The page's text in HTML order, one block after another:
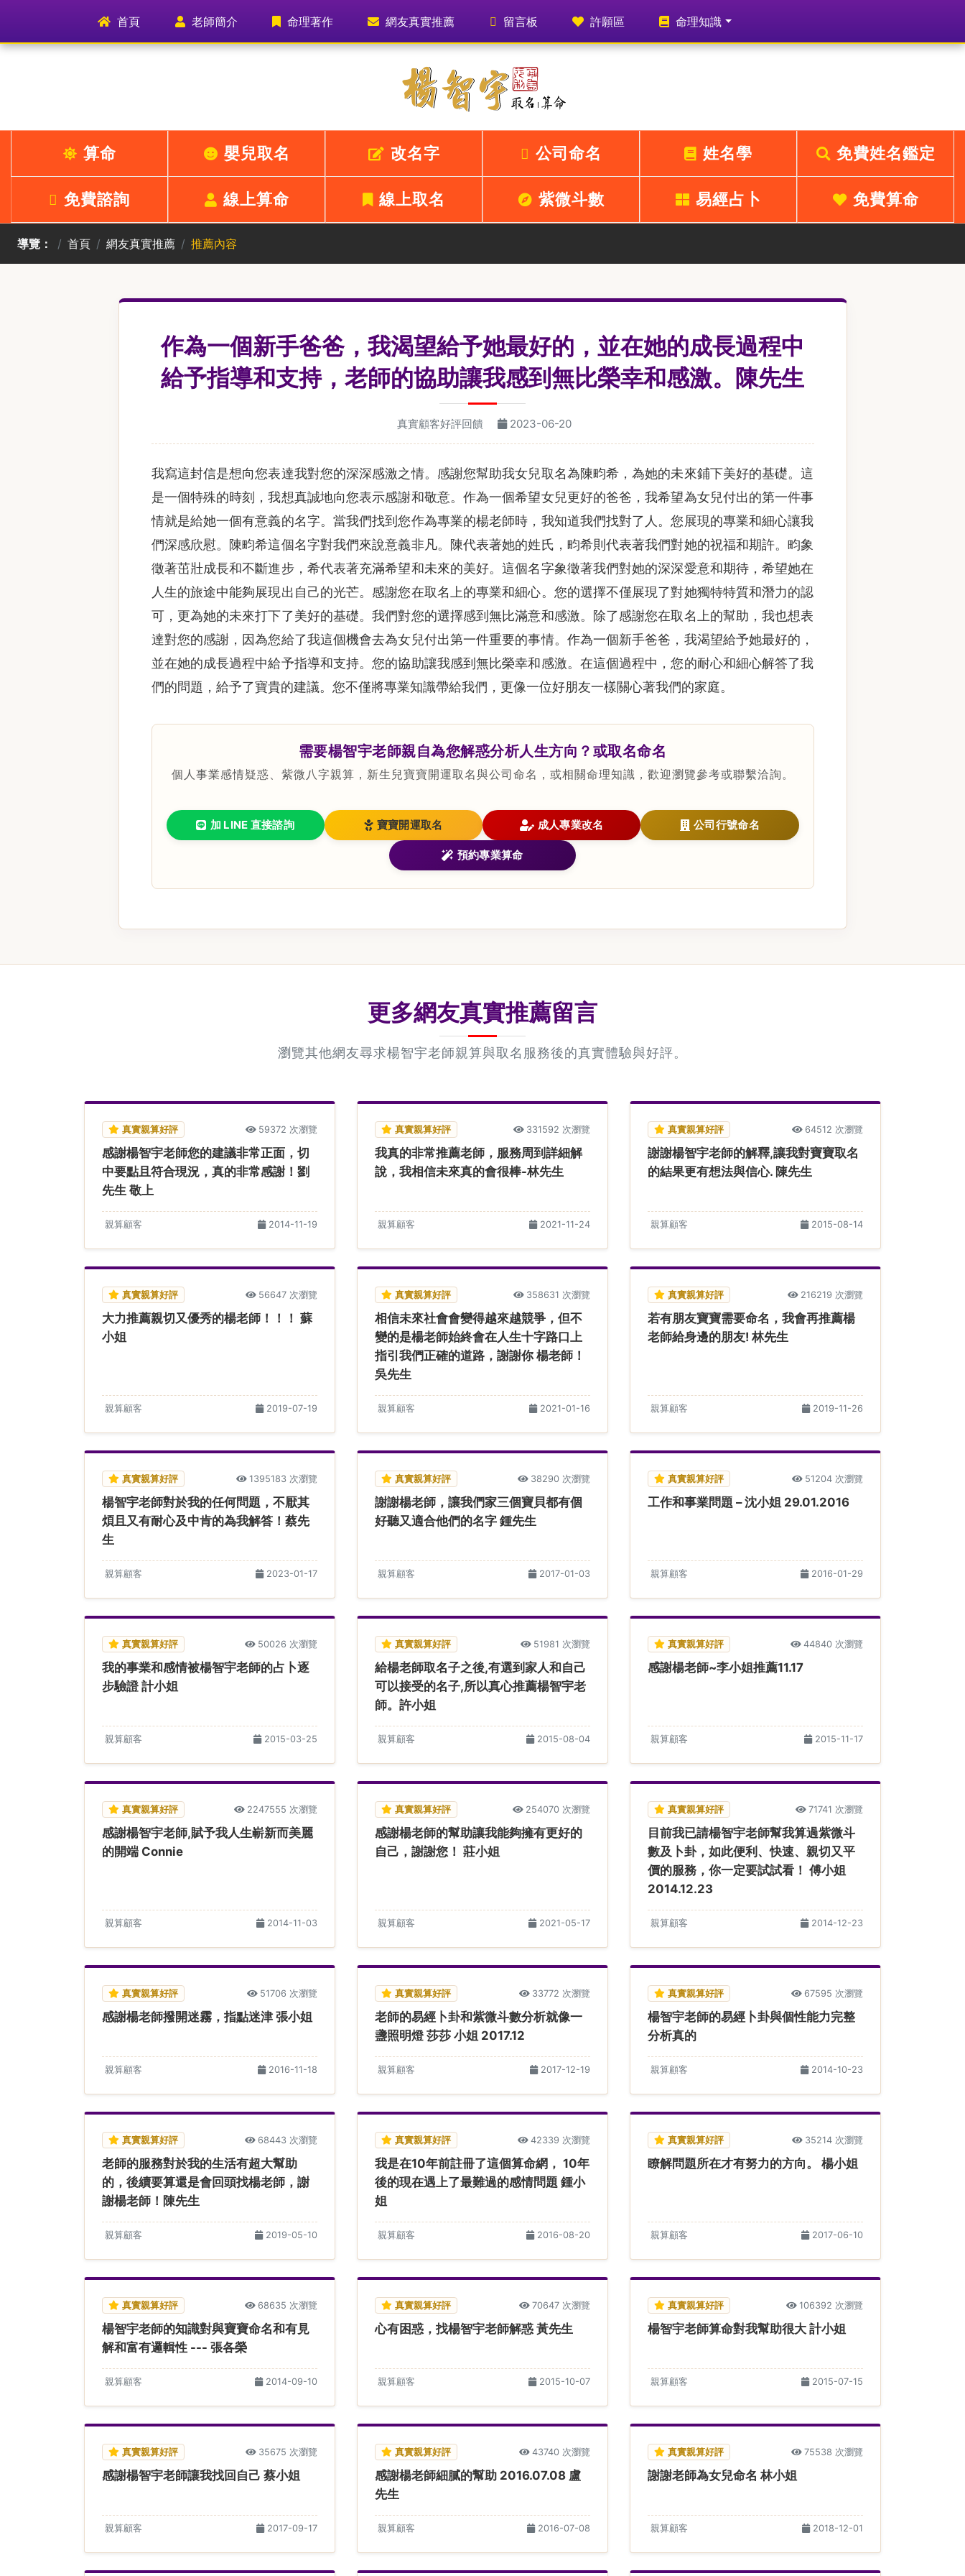
首頁(current) 老師簡介 命理著作 網友真實推薦 留言板 許願區 命理知識
算命 嬰兒取名 改名字 公司命名 姓名學 免費姓名鑑定
免費諮詢 線上算命 線上取名 紫微斗數 易經占卜 免費算命
導覽： 首頁 網友真實推薦 推薦內容
作為一個新手爸爸，我渴望給予她最好的，並在她的成長過程中
給予指導和支持，老師的協助讓我感到無比榮幸和感激。陳先生
真實顧客好評回饋 2023-06-20
我寫這封信是想向您表達我對您的深深感激之情。感謝您幫助我女兒取名為陳畇希，為她的未來鋪下美好的基礎。這
是一個特殊的時刻，我想真誠地向您表示感謝和敬意。作為一個希望女兒更好的爸爸，我希望為女兒付出的第一件事
情就是給她一個有意義的名字。當我們找到您作為專業的楊老師時，我知道我們找對了人。您展現的專業和細心讓我
們深感欣慰。陳畇希這個名字對我們來說意義非凡。陳代表著她的姓氏，畇希則代表著我們對她的祝福和期許。畇象
徵著茁壯成長和不斷進步，希代表著充滿希望和未來的美好。這個名字象徵著我們對她的深深愛意和期待，希望她在
人生的旅途中能夠展現出自己的光芒。感謝您在取名上的專業和細心。您的選擇不僅展現了對她獨特特質和潛力的認
可，更為她的未來打下了美好的基礎。我們對您的選擇感到無比滿意和感激。除了感謝您在取名上的幫助，我也想表
達對您的感謝，因為您給了我這個機會去為女兒付出第一件重要的事情。作為一個新手爸爸，我渴望給予她最好的，
並在她的成長過程中給予指導和支持。您的協助讓我感到無比榮幸和感激。在這個過程中，您的耐心和細心解答了我
們的問題，給予了寶貴的建議。您不僅將專業知識帶給我們，更像一位好朋友一樣關心著我們的家庭。
需要楊智宇老師親自為您解惑分析人生方向？或取名命名
個人事業感情疑惑、紫微八字親算，新生兒寶寶開運取名與公司命名，或相關命理知識，歡迎瀏覽參考或聯繫洽詢。
加 LINE 直接諮詢 寶寶開運取名 成人專業改名 公司行號命名
預約專業算命
更多網友真實推薦留言
瀏覽其他網友尋求楊智宇老師親算與取名服務後的真實體驗與好評。
真實親算好評 59372 次瀏覽
感謝楊智宇老師您的建議非常正面，切
中要點且符合現況，真的非常感謝！劉
先生 敬上
親算顧客 2014-11-19
真實親算好評 331592 次瀏覽
我真的非常推薦老師，服務周到詳細解
說，我相信未來真的會很棒-林先生
親算顧客 2021-11-24
真實親算好評 64512 次瀏覽
謝謝楊智宇老師的解釋,讓我對寶寶取名
的結果更有想法與信心. 陳先生
親算顧客 2015-08-14
真實親算好評 56647 次瀏覽
大力推薦親切又優秀的楊老師！！！ 蘇
小姐
親算顧客 2019-07-19
真實親算好評 358631 次瀏覽
相信未來社會會變得越來越競爭，但不
變的是楊老師始終會在人生十字路口上
指引我們正確的道路，謝謝你 楊老師！
吳先生
親算顧客 2021-01-16
真實親算好評 216219 次瀏覽
若有朋友寶寶需要命名，我會再推薦楊
老師給身邊的朋友! 林先生
親算顧客 2019-11-26
真實親算好評 1395183 次瀏覽
楊智宇老師對於我的任何問題，不厭其
煩且又有耐心及中肯的為我解答！蔡先
生
親算顧客 2023-01-17
真實親算好評 38290 次瀏覽
謝謝楊老師，讓我們家三個寶貝都有個
好聽又適合他們的名字 鍾先生
親算顧客 2017-01-03
真實親算好評 51204 次瀏覽
工作和事業問題 – 沈小姐 29.01.2016
親算顧客 2016-01-29
真實親算好評 50026 次瀏覽
我的事業和感情被楊智宇老師的占卜逐
步驗證 計小姐
親算顧客 2015-03-25
真實親算好評 51981 次瀏覽
給楊老師取名子之後,有選到家人和自己
可以接受的名子,所以真心推薦楊智宇老
師。許小姐
親算顧客 2015-08-04
真實親算好評 44840 次瀏覽
感謝楊老師~李小姐推薦11.17
親算顧客 2015-11-17
真實親算好評 2247555 次瀏覽
感謝楊智宇老師,賦予我人生嶄新而美麗
的開端 Connie
親算顧客 2014-11-03
真實親算好評 254070 次瀏覽
感謝楊老師的幫助讓我能夠擁有更好的
自己，謝謝您！ 莊小姐
親算顧客 2021-05-17
真實親算好評 71741 次瀏覽
目前我已請楊智宇老師幫我算過紫微斗
數及卜卦，如此便利、快速、親切又平
價的服務，你一定要試試看！ 傅小姐
2014.12.23
親算顧客 2014-12-23
真實親算好評 51706 次瀏覽
感謝楊老師撥開迷霧，指點迷津 張小姐
親算顧客 2016-11-18
真實親算好評 33772 次瀏覽
老師的易經卜卦和紫微斗數分析就像一
盞照明燈 莎莎 小姐 2017.12
親算顧客 2017-12-19
真實親算好評 67595 次瀏覽
楊智宇老師的易經卜卦與個性能力完整
分析真的
親算顧客 2014-10-23
真實親算好評 68443 次瀏覽
老師的服務對於我的生活有超大幫助
的，後續要算還是會回頭找楊老師，謝
謝楊老師！陳先生
親算顧客 2019-05-10
真實親算好評 42339 次瀏覽
我是在10年前註冊了這個算命網， 10年
後的現在遇上了最難過的感情問題 鍾小
姐
親算顧客 2016-08-20
真實親算好評 35214 次瀏覽
瞭解問題所在才有努力的方向。 楊小姐
親算顧客 2017-06-10
真實親算好評 68635 次瀏覽
楊智宇老師的知識對與寶寶命名和有見
解和富有邏輯性 --- 張各榮
親算顧客 2014-09-10
真實親算好評 70647 次瀏覽
心有困惑，找楊智宇老師解惑 黃先生
親算顧客 2015-10-07
真實親算好評 106392 次瀏覽
楊智宇老師算命對我幫助很大 計小姐
親算顧客 2015-07-15
真實親算好評 35675 次瀏覽
感謝楊智宇老師讓我找回自己 蔡小姐
親算顧客 2017-09-17
真實親算好評 43740 次瀏覽
感謝楊老師細膩的幫助 2016.07.08 盧
先生
親算顧客 2016-07-08
真實親算好評 75538 次瀏覽
謝謝老師為女兒命名 林小姐
親算顧客 2018-12-01